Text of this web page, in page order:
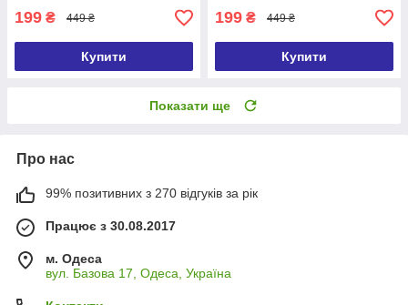
199 ₴ 449 ₴
Купити
199 ₴ 449 ₴
Купити
Показати ще
Про нас
99% позитивних з 270 відгуків за рік
Працює з 30.08.2017
м. Одеса
вул. Базова 17, Одеса, Україна